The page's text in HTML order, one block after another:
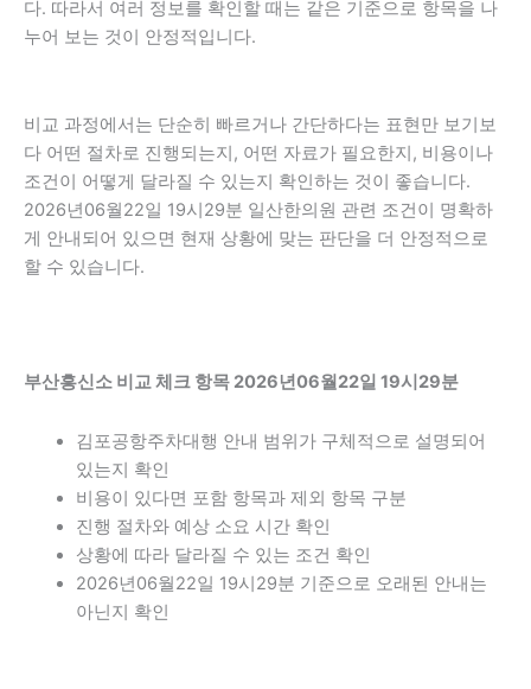
다. 따라서 여러 정보를 확인할 때는 같은 기준으로 항목을 나
누어 보는 것이 안정적입니다.
비교 과정에서는 단순히 빠르거나 간단하다는 표현만 보기보
다 어떤 절차로 진행되는지, 어떤 자료가 필요한지, 비용이나
조건이 어떻게 달라질 수 있는지 확인하는 것이 좋습니다.
2026년06월22일 19시29분 일산한의원 관련 조건이 명확하
게 안내되어 있으면 현재 상황에 맞는 판단을 더 안정적으로
할 수 있습니다.
부산흥신소 비교 체크 항목 2026년06월22일 19시29분
김포공항주차대행 안내 범위가 구체적으로 설명되어
있는지 확인
비용이 있다면 포함 항목과 제외 항목 구분
진행 절차와 예상 소요 시간 확인
상황에 따라 달라질 수 있는 조건 확인
2026년06월22일 19시29분 기준으로 오래된 안내는
아닌지 확인